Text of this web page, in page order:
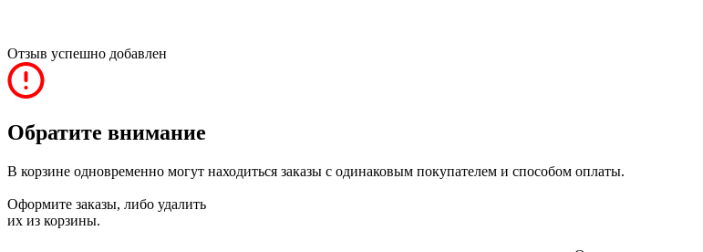
Отзыв успешно добавлен
Обратите внимание
В корзине одновременно могут находиться заказы с одинаковым покупателем и способом оплаты.
Оформите заказы, либо удалить
их из корзины.